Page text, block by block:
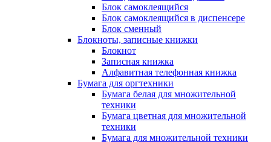
Блок самоклеящийся
Блок самоклеящийся в диспенсере
Блок сменный
Блокноты, записные книжки
Блокнот
Записная книжка
Алфавитная телефонная книжка
Бумага для оргтехники
Бумага белая для множительной
техники
Бумага цветная для множительной
техники
Бумага для множительной техники